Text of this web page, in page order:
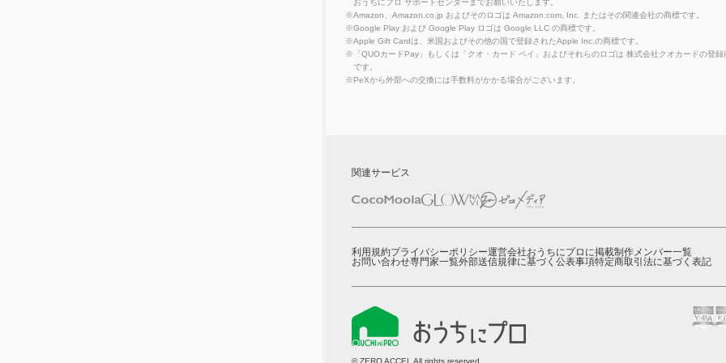
おうちにプロ サポートセンターまでお願いいたします。
※Amazon、Amazon.co.jp およびそのロゴは Amazon.com, Inc. またはその関連会社の商標です。
※Google Play および Google Play ロゴは Google LLC の商標です。
※Apple Gift Cardは、米国およびその他の国で登録されたApple Inc.の商標です。
※「QUOカードPay」もしくは「クオ・カード ペイ」およびそれらのロゴは 株式会社クオカードの登録
です。
※PeXから外部への交換には手数料がかかる場合がございます。
関連サービス
利用規約プライバシーポリシー運営会社おうちにプロに掲載制作メンバー一覧
お問い合わせ専門家一覧外部送信規律に基づく公表事項特定商取引法に基づく表記
© ZERO ACCEL All rights reserved.